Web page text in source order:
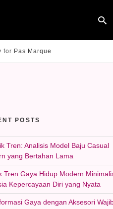
for Pas Marque
POSTS
Tren: Analisis Model Baju Casual
yang Bertahan Lama
Tren Gaya Hidup Modern
Kepercayaan Diri yang Nyata
Gaya dengan Aksesori